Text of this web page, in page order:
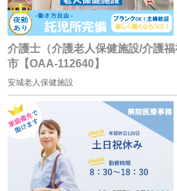
お取引様に関する個人情報
・当社グループ会社におけるサービ
打ち合わせのため
・各種お問合せ及びご要望事項への
共同利用する個人情報の取得方法
従業員や登録スタッフの方の個人情
・入社時又は登録時にお預かりし
要なその他の書類、お問い合わせ
（電話等）、その他書面による取得
介護士（介護老人保健施設/介護
市【OAA-112640】
安城老人保健施設